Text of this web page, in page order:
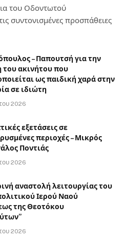
του Οδοντωτού
συντονισμένες προσπάθειες
– Παπουτσή για την
ακινήτου που
ως παιδική χαρά στην
σε ιδιώτη
2026
εξετάσεις σε
περιοχές – Μικρός
Ποντιάς
2026
αναστολή λειτουργίας του
Ιερού Ναού
της Θεοτόκου
2026